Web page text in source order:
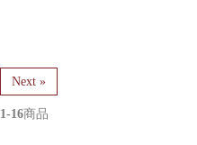
Next »
1-16商品